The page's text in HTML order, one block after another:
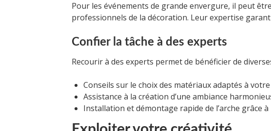
Pour les événements de grande envergure, il peut
professionnels de la décoration. Leur expertise
Confier la tâche à des experts
Recourir à des experts permet de bénéficier de
Conseils sur le choix des matériaux adaptés à votre
Assistance à la création d’une ambiance
Installation et démontage rapide de l’arche grâce